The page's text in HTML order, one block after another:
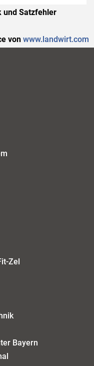
und Satzfehler
von www.landwirt.com
Zel
Bayern